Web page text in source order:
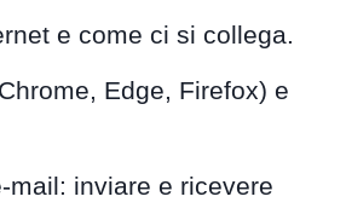
e come ci si collega.
Edge, Firefox) e
mail: inviare e ricevere